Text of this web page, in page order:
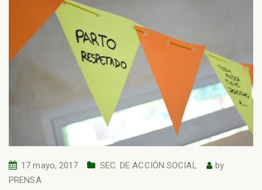
17 mayo, 2017 SEC. DE ACCIÓN SOCIAL
by
PRENSA